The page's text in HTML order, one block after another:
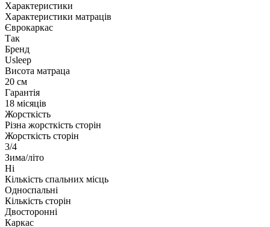
Характеристики
Характеристики матраців
Єврокаркас
Так
Бренд
Usleep
Висота матраца
20 см
Гарантія
18 місяців
Жорсткість
Різна жорсткість сторін
Жорсткість сторін
3/4
Зима/літо
Ні
Кількість спальних місць
Односпальні
Кількість сторін
Двосторонні
Каркас